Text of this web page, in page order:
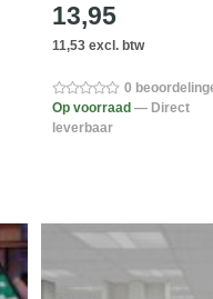
13,95
11,53 excl. btw
0
Op voorraad — Direct
leverbaar